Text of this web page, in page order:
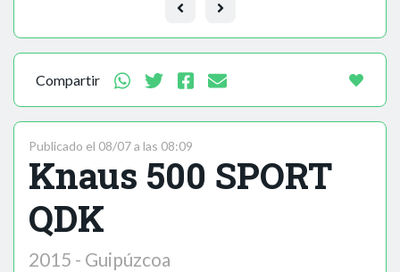
Compartir
Publicado el 08/07 a las 08:09
Knaus 500 SPORT
QDK
2015 - Guipúzcoa